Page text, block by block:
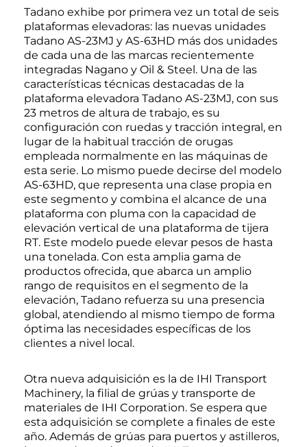
Tadano exhibe por primera vez un total de seis
plataformas elevadoras: las nuevas unidades
Tadano AS-23MJ y AS-63HD más dos unidades
de cada una de las marcas recientemente
integradas Nagano y Oil & Steel. Una de las
características técnicas destacadas de la
plataforma elevadora Tadano AS-23MJ, con sus
23 metros de altura de trabajo, es su
configuración con ruedas y tracción integral, en
lugar de la habitual tracción de orugas
empleada normalmente en las máquinas de
esta serie. Lo mismo puede decirse del modelo
AS-63HD, que representa una clase propia en
este segmento y combina el alcance de una
plataforma con pluma con la capacidad de
elevación vertical de una plataforma de tijera
RT. Este modelo puede elevar pesos de hasta
una tonelada. Con esta amplia gama de
productos ofrecida, que abarca un amplio
rango de requisitos en el segmento de la
elevación, Tadano refuerza su una presencia
global, atendiendo al mismo tiempo de forma
óptima las necesidades específicas de los
clientes a nivel local.
Otra nueva adquisición es la de IHI Transport
Machinery, la filial de grúas y transporte de
materiales de IHI Corporation. Se espera que
esta adquisición se complete a finales de este
año. Además de grúas para puertos y astilleros,